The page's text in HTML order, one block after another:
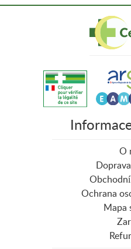
O
Ochrana
Mapa